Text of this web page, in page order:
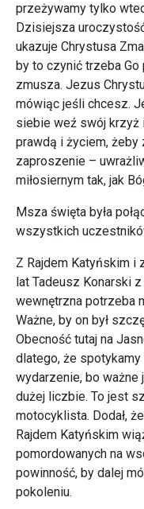
przeżywamy tylko
Dzisiejsza
ukazuje Chrystusa
by to czynić trzeba Go
zmusza. Jezus
mówiąc jeśli chcesz.
siebie weź swój krzyż
prawdą i życiem,
zaproszenie –
miłosiernym tak, jak
Msza święta była
wszystkich
Z Rajdem Katyńskim i
lat Tadeusz Konarski
wewnętrzna potrzeba
Ważne, by on był
Obecność tutaj na
dlatego, że spotykamy
wydarzenie, bo
dużej liczbie. To jest
motocyklista. Dodał,
Rajdem Katyńskim
pomordowanych na
powinność, by dalej
pokoleniu.